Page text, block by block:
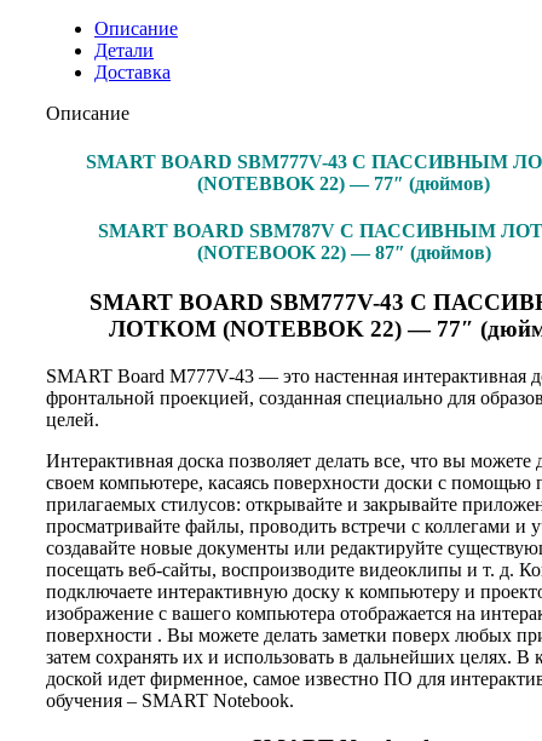
Описание
Детали
Доставка
Описание
SMART BOARD SBM777V-43 С ПАССИВНЫМ
(NOTEBBOK 22) — 77″ (дюймов)
SMART BOARD SBM787V С ПАССИВНЫМ
(NOTEBOOK 22) — 87″ (дюймов)
SMART BOARD SBM777V-43 С
ЛОТКОМ (NOTEBBOK 22) — 77″
SMART Board M777V-43 — это настенная интерактивная
фронтальной проекцией, созданная специально для
целей.
Интерактивная доска позволяет делать все, что вы можете
своем компьютере, касаясь поверхности доски с помощью
прилагаемых стилусов: открывайте и закрывайте
просматривайте файлы, проводить встречи с коллегами и
создавайте новые документы или редактируйте
посещать веб-сайты, воспроизводите видеоклипы и т. д.
подключаете интерактивную доску к компьютеру и
изображение с вашего компьютера отображается на
поверхности . Вы можете делать заметки поверх любых
затем сохранять их и использовать в дальнейших целях. В
доской идет фирменное, самое известно ПО для
обучения – SMART Notebook.